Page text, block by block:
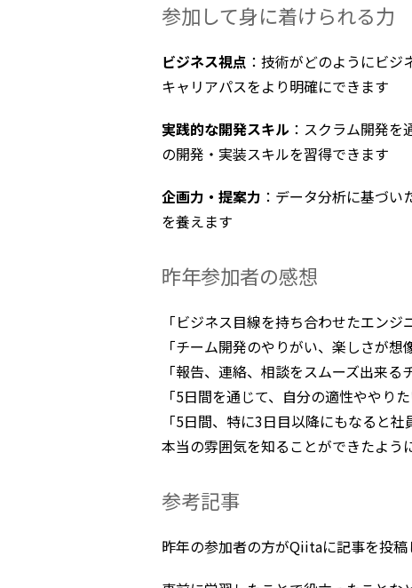
参加して身に着けられる力
ビジネス視点 ：技術がどのようにビ
キャリアパスをより明確にできます
実践的な開発スキル ：スクラム開発
の開発・実装スキルを習得できます
企画力・提案力 ：データ分析に基づ
を養えます
昨年参加者の感想
「ビジネス目線を持ち合わせたエン
「チーム開発のやりがい、楽しさが想
「報告、連絡、相談をスムーズ出来る
「5日間を通じて、自分の適性ややり
「5日間、特に3日目以降にもなると
本当の雰囲気を知ることができたよう
参考記事
昨年の参加者の方がQiitaに記事を投稿